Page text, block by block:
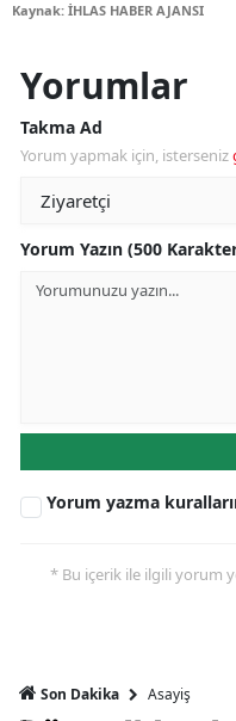
Kaynak: İHLAS HABER AJANSI
Yorumlar
Takma Ad
Yorum yapmak için, isterseniz
Yorum Yazın (500
Yorum yazma
* Bu içerik ile ilgili yorum
Son Dakika Asayiş